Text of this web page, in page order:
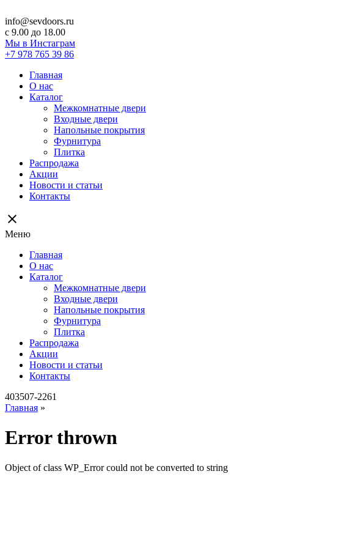
info@sevdoors.ru
c 9.00 до 18.00
Мы в Инстаграм
+7 978 765 39 86
Главная
О нас
Каталог
Межкомнатные двери
Входные двери
Напольные покрытия
Фурнитура
Плитка
Распродажа
Акции
Новости и статьи
Контакты
close
Меню
Главная
О нас
Каталог
Межкомнатные двери
Входные двери
Напольные покрытия
Фурнитура
Плитка
Распродажа
Акции
Новости и статьи
Контакты
403507-2261
Главная »
Error thrown
Object of class WP_Error could not be converted to string